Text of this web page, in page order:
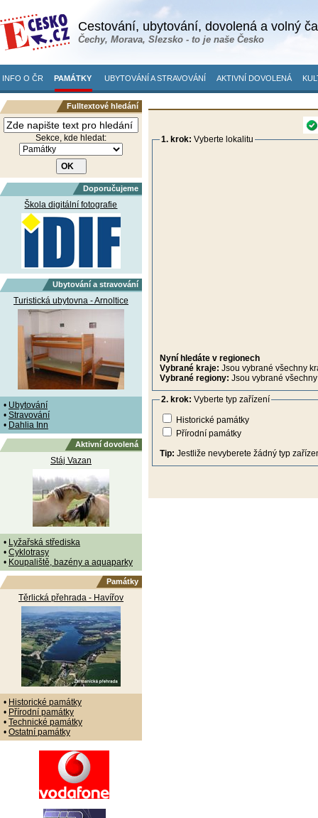
Cestování, ubytování, dovolená a volný
Čechy, Morava, Slezsko - to je naše Česko
INFO O ČR PAMÁTKY UBYTOVÁNÍ A STRAVOVÁNÍ AKTIVNÍ DOVOLENÁ
Fulltextové hledání
Sekce, kde hledat:
Doporučujeme
Škola digitální fotografie
Ubytování a stravování
Turistická ubytovna - Arnoltice
• Ubytování
• Stravování
• Dahlia Inn
Aktivní dovolená
Stáj Vazan
• Lyžařská střediska
• Cyklotrasy
• Koupaliště, bazény a aquaparky
Památky
Těrlická přehrada - Havířov
• Historické památky
• Přírodní památky
• Technické památky
• Ostatní památky
1. krok: Vyberte lokalitu
Nyní hledáte v regionech
Vybrané kraje: Jsou vybrané všechny
Vybrané regiony: Jsou vybrané
2. krok: Vyberte typ zařízení
Historické památky
Přírodní památky
Tip: Jestliže nevyberete žádný typ